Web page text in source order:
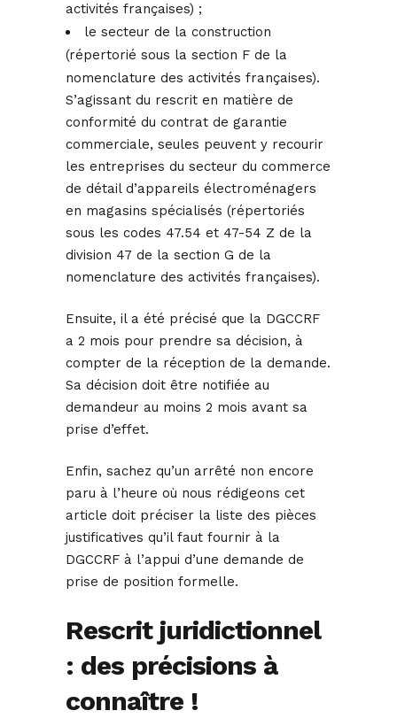
activités françaises) ;
le secteur de la construction
(répertorié sous la section F de la
nomenclature des activités françaises).
S’agissant du rescrit en matière de
conformité du contrat de garantie
commerciale, seules peuvent y recourir
les entreprises du secteur du commerce
de détail d’appareils électroménagers
en magasins spécialisés (répertoriés
sous les codes 47.54 et 47-54 Z de la
division 47 de la section G de la
nomenclature des activités françaises).
Ensuite, il a été précisé que la DGCCRF
a 2 mois pour prendre sa décision, à
compter de la réception de la demande.
Sa décision doit être notifiée au
demandeur au moins 2 mois avant sa
prise d’effet.
Enfin, sachez qu’un arrêté non encore
paru à l’heure où nous rédigeons cet
article doit préciser la liste des pièces
justificatives qu’il faut fournir à la
DGCCRF à l’appui d’une demande de
prise de position formelle.
Rescrit juridictionnel
: des précisions à
connaître !